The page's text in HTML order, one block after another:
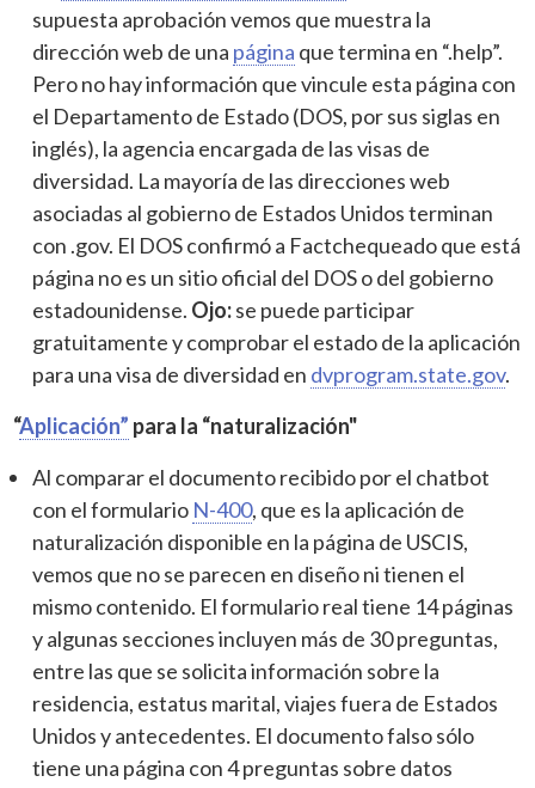
supuesta aprobación vemos que muestra la
dirección web de una página que termina en “.help”.
Pero no hay información que vincule esta página con
el Departamento de Estado (DOS, por sus siglas en
inglés), la agencia encargada de las visas de
diversidad. La mayoría de las direcciones web
asociadas al gobierno de Estados Unidos terminan
con .gov. El DOS confirmó a Factchequeado que está
página no es un sitio oficial del DOS o del gobierno
estadounidense. Ojo:se puede participar
gratuitamente y comprobar el estado de la aplicación
para una visa de diversidad en dvprogram.state.gov.
“Aplicación” para la “naturalización"
Al comparar el documento recibido por el chatbot
con el formulario N-400, que es la aplicación de
naturalización disponible en la página de USCIS,
vemos que no se parecen en diseño ni tienen el
mismo contenido. El formulario real tiene 14 páginas
y algunas secciones incluyen más de 30 preguntas,
entre las que se solicita información sobre la
residencia, estatus marital, viajes fuera de Estados
Unidos y antecedentes. El documento falso sólo
tiene una página con 4 preguntas sobre datos